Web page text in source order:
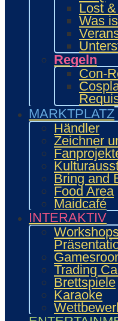
Lost
Was
Regeln
Con-
MARKTPLATZ
Händler
Zeichner
Bring and
Food Area
Maidcafé
INTERAKTIV
Trading
Brettspiele
Karaoke
Anime-Kino
Cosplayball
Programm
Programm
Bewerbung
Händler
Zeichner &
Aussteller
Showacts
Workshops
Helfende
Marketing &
Presse &
Verein wie.mai.kai e.
Kontakt